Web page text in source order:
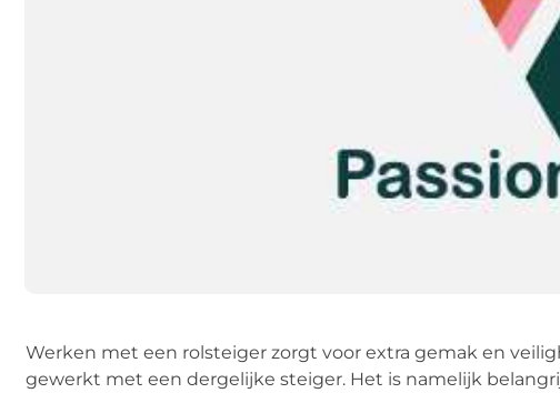
Werken met een rolsteiger zorgt voor extra gemak en
gewerkt met een dergelijke steiger. Het is namelijk